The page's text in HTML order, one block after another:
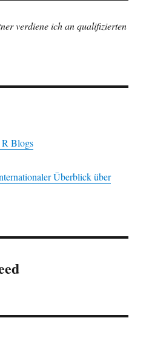
verdiene ich an qualifizierten
R Blogs
Überblick über